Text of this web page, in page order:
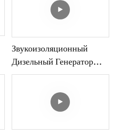
Звукоизоляционный
Дизельный Генератор
Установлен От 12 КВт До